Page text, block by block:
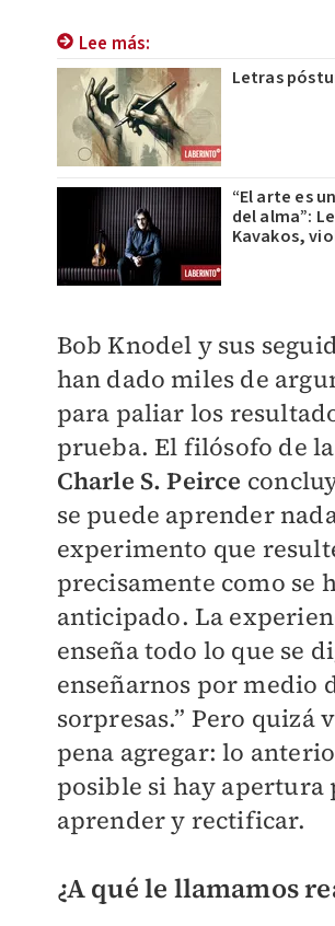
Lee más:
Letras
“El arte es
del alma”:
Kavakos,
Bob Knodel y sus
han dado miles de
para paliar los
prueba. El filósofo de
Charle S. Peirce
se puede aprender
experimento que
precisamente como se
anticipado. La
enseña todo lo que se
enseñarnos por medio
sorpresas.” Pero quizá
pena agregar: lo
posible si hay apertura
aprender y rectificar.
¿A qué le llamamos